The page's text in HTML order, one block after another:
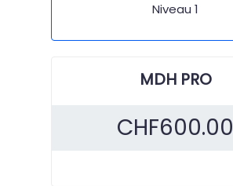
Niveau 1
MDH PRO
CHF600.00